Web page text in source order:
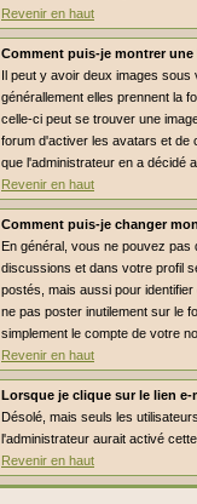
Revenir en haut
Comment puis-je montrer
Il peut y avoir deux images
générallement elles prennent la
celle-ci peut se trouver une
forum d'activer les avatars et de
que l'administrateur en a décidé
Revenir en haut
Comment puis-je changer
En général, vous ne pouvez
discussions et dans votre profil
postés, mais aussi pour
ne pas poster inutilement sur le
simplement le compte de votre
Revenir en haut
Lorsque je clique sur le lien
Désolé, mais seuls les
l'administrateur aurait activé
Revenir en haut